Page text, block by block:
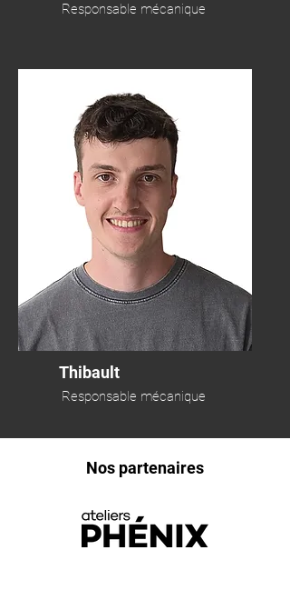
Responsable mécanique
Thibault
Responsable mécanique
Nos partenaires